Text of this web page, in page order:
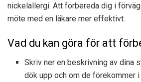
nickelallergi. Att förbereda dig i
möte med en läkare mer effektivt.
Vad du kan göra för att
Skriv ner en beskrivning av dina
dök upp och om de förekommer